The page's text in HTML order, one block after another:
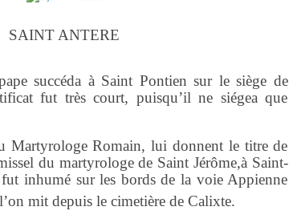
SAINT ANTERE
succéda à Saint Pontien sur le siège de
fut très court, puisqu’il ne siégea que
Martyrologe Romain, lui donnent le titre de
du martyrologe de Saint Jérôme,à Saint-
inhumé sur les bords de la voie Appienne
mit depuis le cimetière de Calixte.